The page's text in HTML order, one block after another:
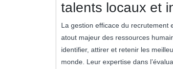
talents locaux et
La gestion efficace du recrutement
atout majeur des ressources
identifier, attirer et retenir les
monde. Leur expertise dans